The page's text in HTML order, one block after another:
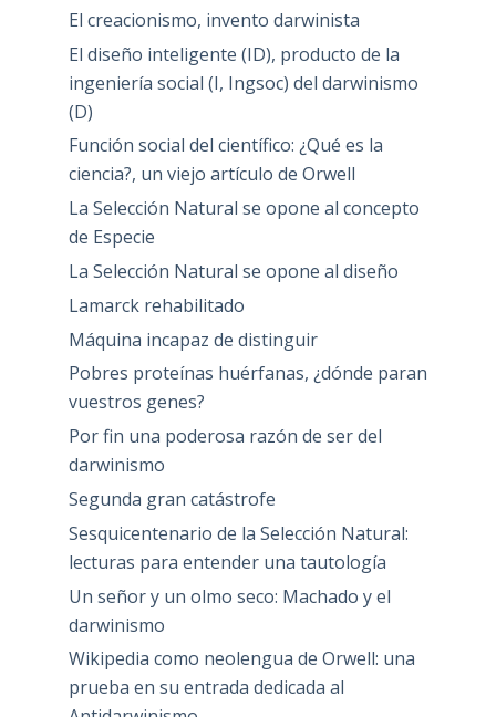
El creacionismo, invento darwinista
El diseño inteligente (ID), producto de la
ingeniería social (I, Ingsoc) del darwinismo
(D)
Función social del científico: ¿Qué es la
ciencia?, un viejo artículo de Orwell
La Selección Natural se opone al concepto
de Especie
La Selección Natural se opone al diseño
Lamarck rehabilitado
Máquina incapaz de distinguir
Pobres proteínas huérfanas, ¿dónde paran
vuestros genes?
Por fin una poderosa razón de ser del
darwinismo
Segunda gran catástrofe
Sesquicentenario de la Selección Natural:
lecturas para entender una tautología
Un señor y un olmo seco: Machado y el
darwinismo
Wikipedia como neolengua de Orwell: una
prueba en su entrada dedicada al